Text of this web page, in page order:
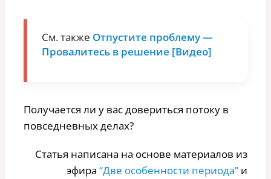
См. также Отпустите проблему —
Провалитесь в решение [Видео]
Получается ли у вас довериться потоку в
повседневных делах?
Статья написана на основе материалов из
эфира“Две особенности периода” и